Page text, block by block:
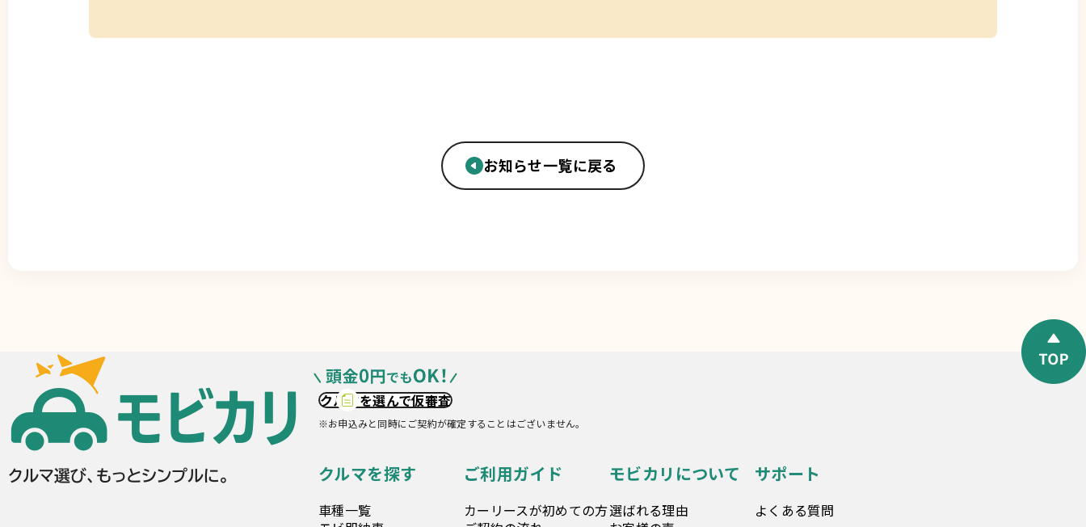
お知らせ一覧に戻る
クルマを選んで仮審査
※お申込みと同時にご契約が確定することはございません。
クルマを探す
車種一覧
ご利用ガイド
カーリースが初めての方
モビカリについて
選ばれる理由
サポート
よくある質問